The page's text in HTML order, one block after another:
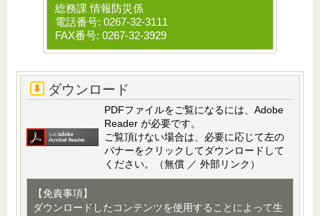
総務課 情報防災係
電話番号: 0267-32-3111
FAX番号: 0267-32-3929
ダウンロード
PDFファイルをご覧になるには、Adobe
Reader が必要です。
ご覧頂けない場合は、必要に応じて左の
バナーをクリックしてダウンロードして
ください。（無償 ／ 外部リンク）
【免責事項】
ダウンロードしたコンテンツを使用することによって生